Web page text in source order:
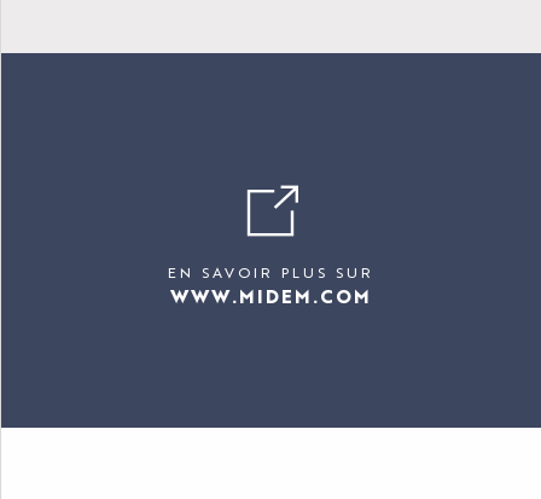
EN SAVOIR PLUS SUR
WWW.MIDEM.COM